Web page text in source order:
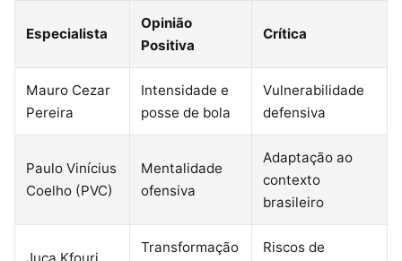
Especialista
Opinião
Positiva
Crítica
Mauro Cezar
Pereira
Intensidade e
posse de bola
Vulnerabilidade
defensiva
Paulo Vinícius
Coelho (PVC)
Mentalidade
ofensiva
Adaptação ao
contexto
brasileiro
Juca Kfouri
Transformação
Riscos de